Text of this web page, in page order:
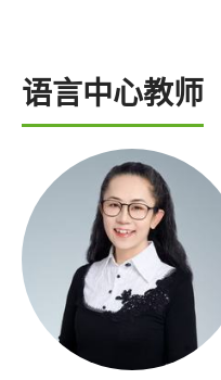
语言中心教师